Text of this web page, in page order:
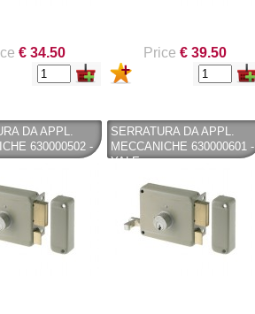
€ 34.50 Price € 39.50
DA APPL.
630000502 -
SERRATURA DA APPL.
MECCANICHE 630000601 -
YALE